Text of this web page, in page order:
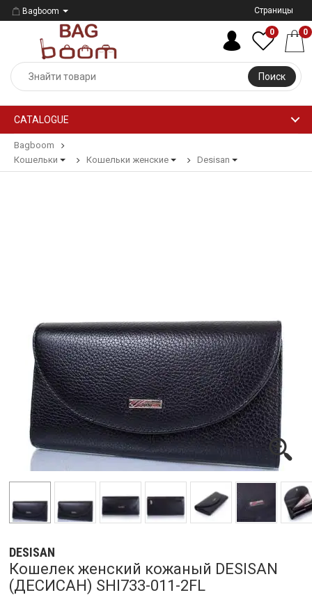
Bagboom Страницы
Поиск
0 0
CATALOGUE
Bagboom
Кошельки
Кошельки женские Desisan
DESISAN
Кошелек женский кожаный DESISAN
(ДЕСИСАН) SHI733-011-2FL